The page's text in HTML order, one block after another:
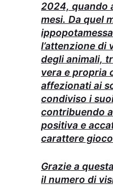
2024, quando
mesi. Da quel
l’attenzione di
degli animali,
vera e propria
affezionati ai
condiviso i
contribuendo
positiva e
carattere
Grazie a
il numero di